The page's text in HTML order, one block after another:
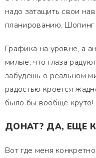
надо затащить свои
планированию. Шопинг
Графика на уровне, а
милые, что глаза
забудешь о реальном
радостью кроется
было бы вообще круто!
ДОНАТ? ДА, ЕЩЕ
Вот где меня